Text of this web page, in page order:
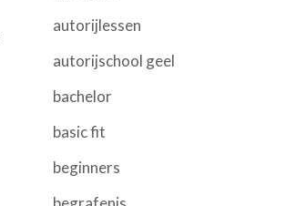
autorijlessen
autorijschool geel
bachelor
basic fit
beginners